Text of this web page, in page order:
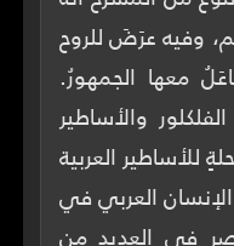
وفيه عرَضَ للروح
معها الجمهورُ.
والأساطير
للأساطير العربية
العربي في
في العديد من